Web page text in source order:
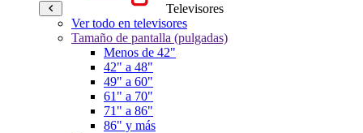
Televisores
Ver todo en televisores
Tamaño de pantalla (pulgadas)
Menos de 42"
42" a 48"
49" a 60"
61" a 70"
71" a 86"
86" y más